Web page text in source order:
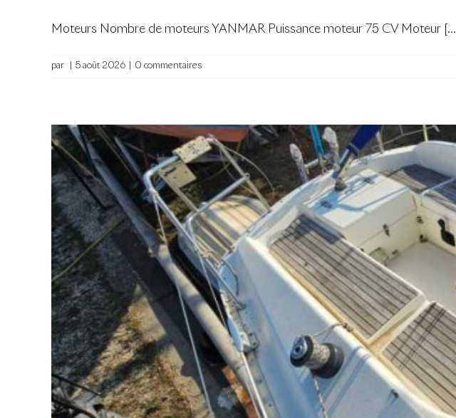
Moteurs Nombre de moteurs YANMAR Puissance moteur 75 CV Moteur [...]
par 5 août 2026 0 commentaires